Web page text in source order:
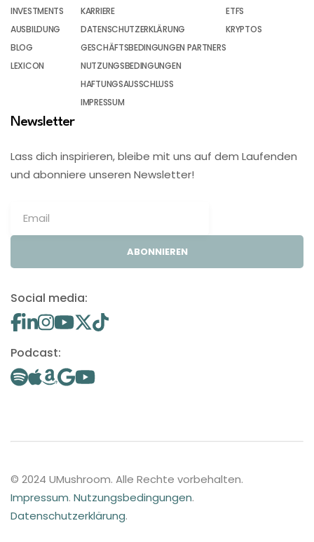
INVESTMENTS
AUSBILDUNG
BLOG
LEXICON
KARRIERE
DATENSCHUTZERKLÄRUNG
GESCHÄFTSBEDINGUNGEN PARTNERS
NUTZUNGSBEDINGUNGEN
HAFTUNGSAUSSCHLUSS
IMPRESSUM
ETFS
KRYPTOS
Newsletter
Lass dich inspirieren, bleibe mit uns auf dem Laufenden
und abonniere unseren Newsletter!
ABONNIEREN
Social media:
Podcast:
© 2024 UMushroom. Alle Rechte vorbehalten.
Impressum. Nutzungsbedingungen.
Datenschutzerklärung.